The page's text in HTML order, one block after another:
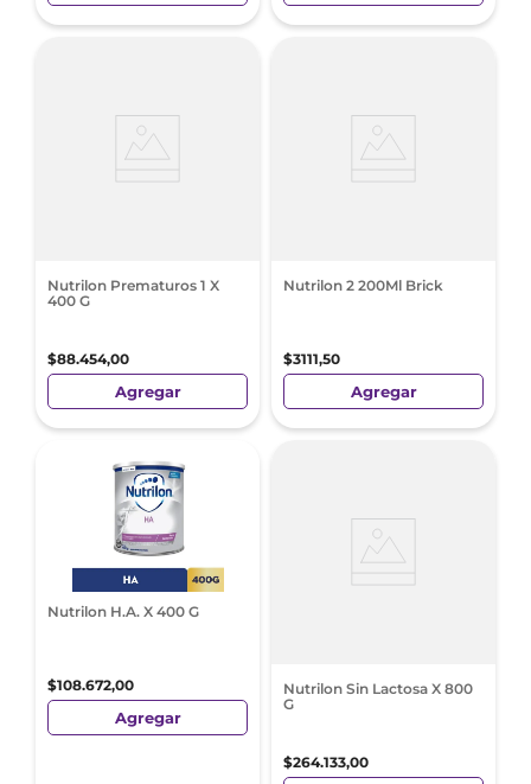
Nutrilon Prematuros 1 X
400 G
$88.454,00
Agregar
Nutrilon 2 200Ml Brick
$3111,50
Agregar
Nutrilon H.A. X 400 G
$108.672,00
Agregar
Nutrilon Sin Lactosa X 800
G
$264.133,00